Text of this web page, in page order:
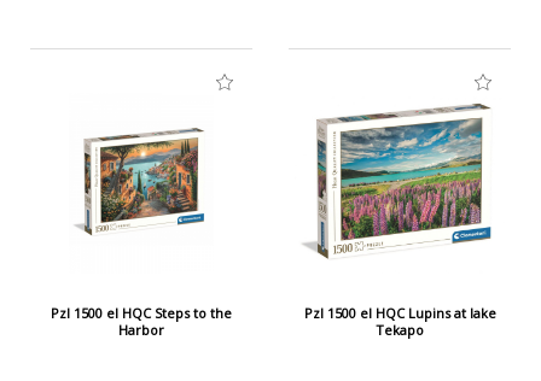
Pzl 1500 el HQC Steps to the
Harbor
Pzl 1500 el HQC Lupins at lake
Tekapo